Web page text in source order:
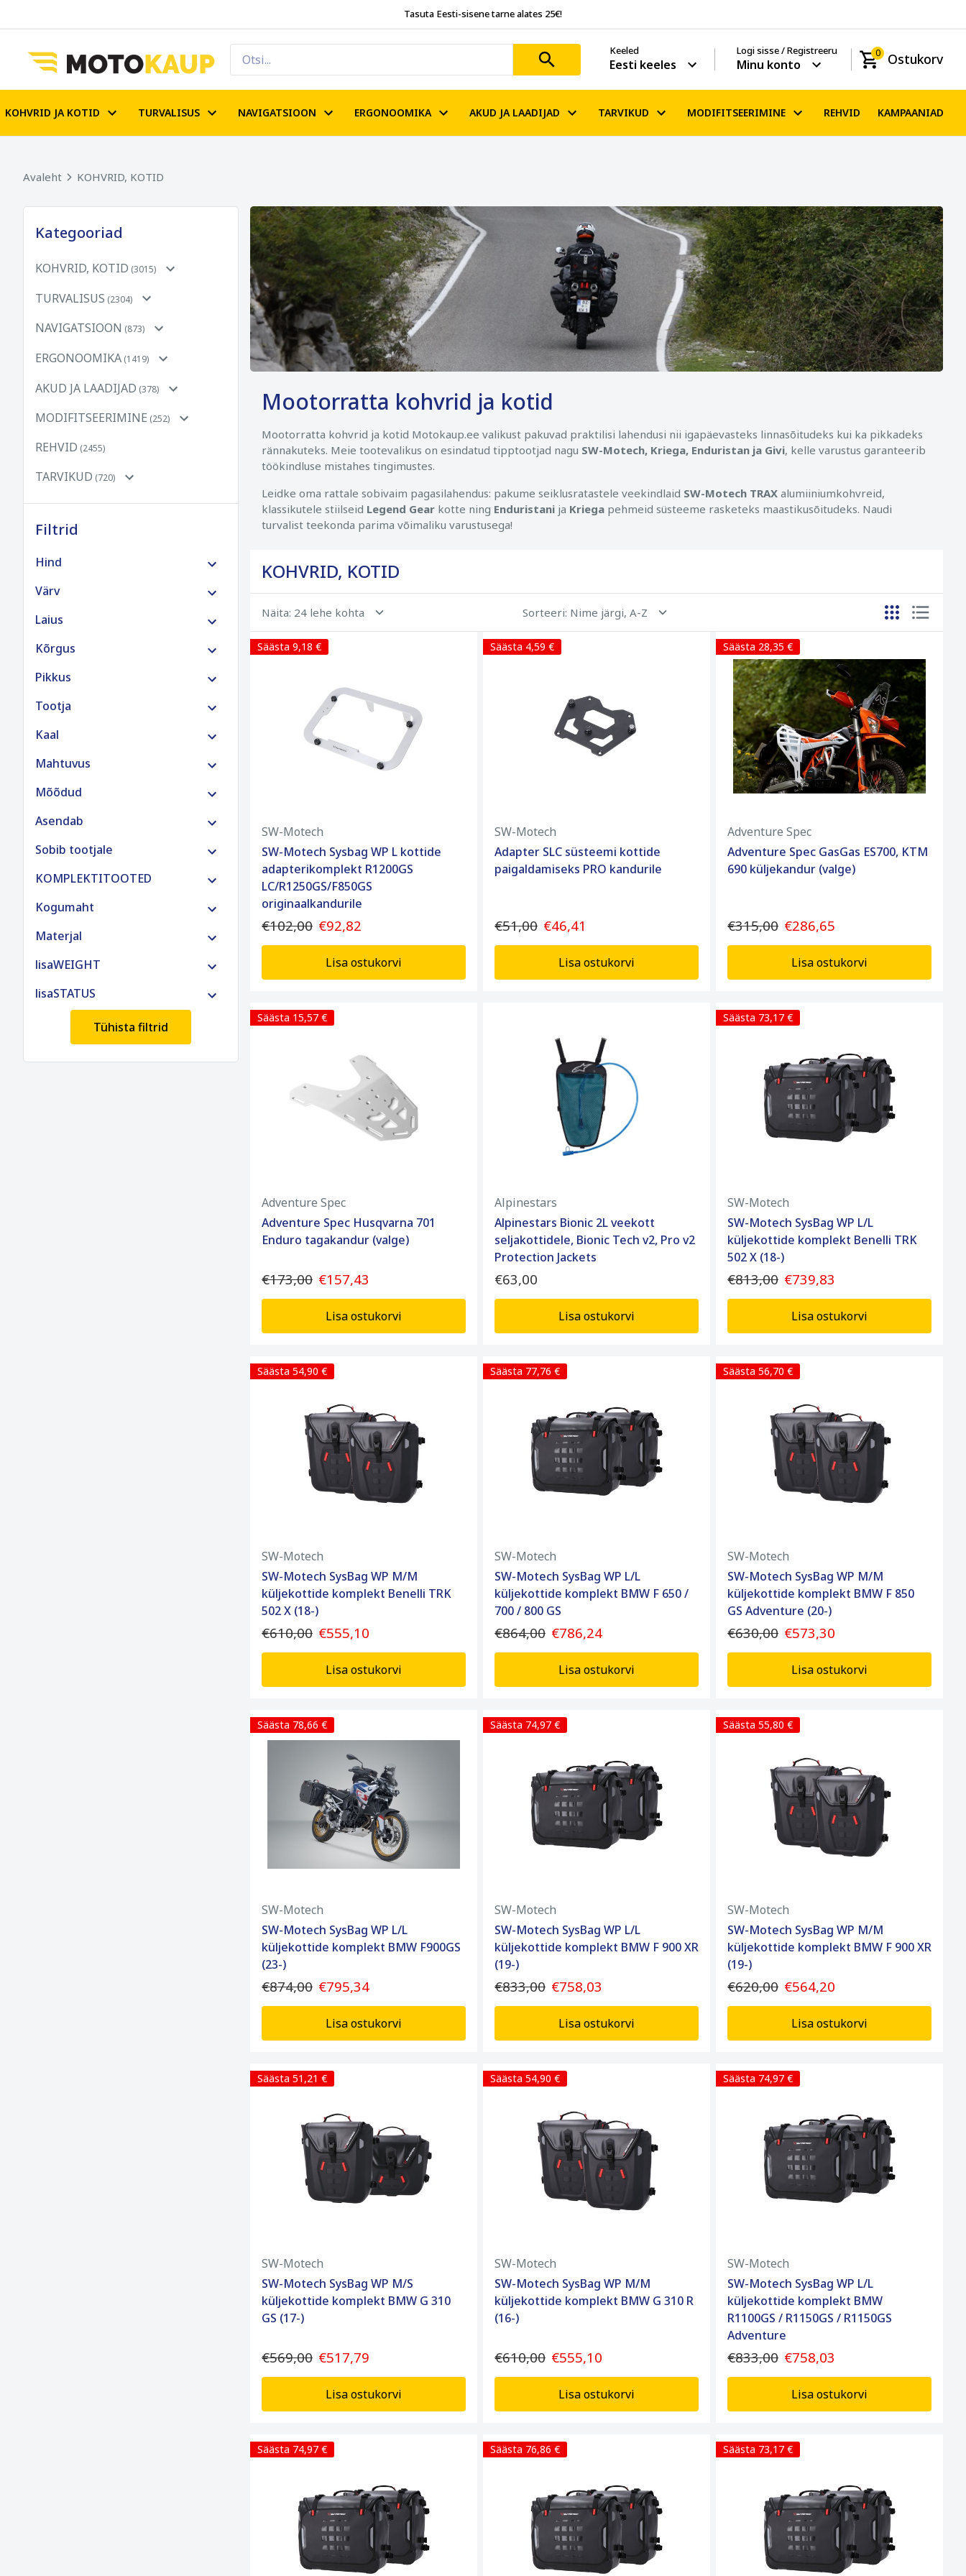
Tasuta Eesti-sisene tarne alates 25€!
Logi sisse / Registreeru
Minu konto
0 Ostukorv
Keeled
Eesti keeles
KOHVRID JA KOTID TURVALISUS NAVIGATSIOON ERGONOOMIKA AKUD JA LAADIJAD TARVIKUD MODIFITSEERIMINE REHVID KAMPAANIAD
Avaleht KOHVRID, KOTID
Kategooriad
KOHVRID, KOTID (3015)
TURVALISUS (2304)
NAVIGATSIOON (873)
ERGONOOMIKA (1419)
AKUD JA LAADIJAD (378)
MODIFITSEERIMINE (252)
REHVID (2455)
TARVIKUD (720)
Filtrid
Hind
€1500 ja rohkem
Värv
Laius
Kõrgus
Pikkus
Tootja
Kaal
Mahtuvus
Mõõdud
Asendab
Sobib tootjale
KOMPLEKTITOOTED
Kogumaht
Materjal
lisaWEIGHT
lisaSTATUS
Tühista filtrid
Mootorratta kohvrid ja kotid
Mootorratta kohvrid ja kotid Motokaup.ee valikust pakuvad praktilisi lahendusi nii igapäevasteks linnasõitudeks kui ka pikkadeks
rännakuteks. Meie tootevalikus on esindatud tipptootjad nagu SW-Motech, Kriega, Enduristan ja Givi, kelle varustus garanteerib
töökindluse mistahes tingimustes.
Leidke oma rattale sobivaim pagasilahendus: pakume seiklusratastele veekindlaid SW-Motech TRAX alumiiniumkohvreid,
klassikutele stiilseid Legend Gear kotte ning Enduristani ja Kriega pehmeid süsteeme rasketeks maastikusõitudeks. Naudi
turvalist teekonda parima võimaliku varustusega!
KOHVRID, KOTID
Näita: 24 lehe kohta Sorteeri: Nime järgi, A-Z
Säästa 9,18 €
SW-Motech
SW-Motech Sysbag WP L kottide
adapterikomplekt R1200GS
LC/R1250GS/F850GS
originaalkandurile
€102,00 €92,82
Lisa ostukorvi
Säästa 4,59 €
SW-Motech
Adapter SLC süsteemi kottide
paigaldamiseks PRO kandurile
€51,00 €46,41
Lisa ostukorvi
Säästa 28,35 €
Adventure Spec
Adventure Spec GasGas ES700, KTM
690 küljekandur (valge)
€315,00 €286,65
Lisa ostukorvi
Säästa 15,57 €
Adventure Spec
Adventure Spec Husqvarna 701
Enduro tagakandur (valge)
€173,00 €157,43
Lisa ostukorvi
Alpinestars
Alpinestars Bionic 2L veekott
seljakottidele, Bionic Tech v2, Pro v2
Protection Jackets
€63,00
Lisa ostukorvi
Säästa 73,17 €
SW-Motech
SW-Motech SysBag WP L/L
küljekottide komplekt Benelli TRK
502 X (18-)
€813,00 €739,83
Lisa ostukorvi
Säästa 54,90 €
SW-Motech
SW-Motech SysBag WP M/M
küljekottide komplekt Benelli TRK
502 X (18-)
€610,00 €555,10
Lisa ostukorvi
Säästa 77,76 €
SW-Motech
SW-Motech SysBag WP L/L
küljekottide komplekt BMW F 650 /
700 / 800 GS
€864,00 €786,24
Lisa ostukorvi
Säästa 56,70 €
SW-Motech
SW-Motech SysBag WP M/M
küljekottide komplekt BMW F 850
GS Adventure (20-)
€630,00 €573,30
Lisa ostukorvi
Säästa 78,66 €
SW-Motech
SW-Motech SysBag WP L/L
küljekottide komplekt BMW F900GS
(23-)
€874,00 €795,34
Lisa ostukorvi
Säästa 74,97 €
SW-Motech
SW-Motech SysBag WP L/L
küljekottide komplekt BMW F 900 XR
(19-)
€833,00 €758,03
Lisa ostukorvi
Säästa 55,80 €
SW-Motech
SW-Motech SysBag WP M/M
küljekottide komplekt BMW F 900 XR
(19-)
€620,00 €564,20
Lisa ostukorvi
Säästa 51,21 €
SW-Motech
SW-Motech SysBag WP M/S
küljekottide komplekt BMW G 310
GS (17-)
€569,00 €517,79
Lisa ostukorvi
Säästa 54,90 €
SW-Motech
SW-Motech SysBag WP M/M
küljekottide komplekt BMW G 310 R
(16-)
€610,00 €555,10
Lisa ostukorvi
Säästa 74,97 €
SW-Motech
SW-Motech SysBag WP L/L
küljekottide komplekt BMW
R1100GS / R1150GS / R1150GS
Adventure
€833,00 €758,03
Lisa ostukorvi
Säästa 74,97 € Säästa 76,86 € Säästa 73,17 €